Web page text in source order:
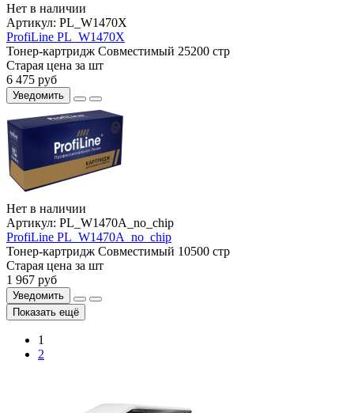
Нет в наличии
Артикул: PL_W1470X
ProfiLine PL_W1470X
Тонер-картридж Совместимый 25200 стр
Старая цена за шт
6 475 руб
Уведомить
Нет в наличии
Артикул: PL_W1470A_no_chip
ProfiLine PL_W1470A_no_chip
Тонер-картридж Совместимый 10500 стр
Старая цена за шт
1 967 руб
Уведомить
Показать ещё
1
2